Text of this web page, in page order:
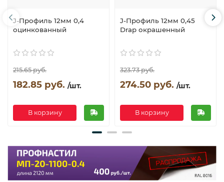
J-Профиль 12мм 0,4
оцинкованный
215.65 руб.
182.85 руб. /шт.
В корзину
J-Профиль 12мм 0,45
Drap окрашенный
323.73 руб.
274.50 руб. /шт.
В корзину